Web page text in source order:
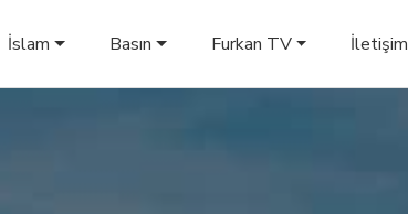
İslam Basın Furkan TV İletişim